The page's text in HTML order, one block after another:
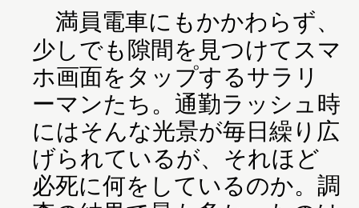
満員電車にもかかわらず、
少しでも隙間を見つけてスマ
ホ画面をタップするサラリ
ーマンたち。通勤ラッシュ時
にはそんな光景が毎日繰り広
げられているが、それほど
必死に何をしているのか。調